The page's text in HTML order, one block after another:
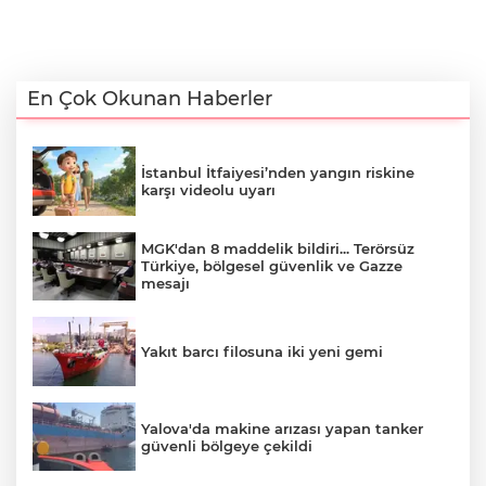
En Çok Okunan Haberler
İstanbul İtfaiyesi’nden yangın riskine
karşı videolu uyarı
MGK'dan 8 maddelik bildiri... Terörsüz
Türkiye, bölgesel güvenlik ve Gazze
mesajı
Yakıt barcı filosuna iki yeni gemi
Yalova'da makine arızası yapan tanker
güvenli bölgeye çekildi